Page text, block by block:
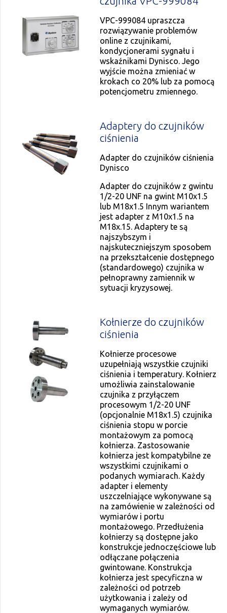
VPC-999084 upraszcza
rozwiązywanie problemów
online z czujnikami,
kondycjonerami sygnału i
wskaźnikami Dynisco. Jego
wyjście można zmieniać w
krokach co 20% lub za pomocą
potencjometru zmiennego.
Adaptery do czujników
ciśnienia
Adapter do czujników ciśnienia
Dynisco
Adapter do czujników z gwintu
1/2-20 UNF na gwint M10x1.5
lub M18x1.5 Innym wariantem
jest adapter z M10x1.5 na
M18x.15. Adaptery te są
najszybszym i
najskuteczniejszym sposobem
na przekształcenie dostępnego
(standardowego) czujnika w
pełnoprawny zamiennik w
sytuacji kryzysowej.
Kołnierze do czujników
ciśnienia
Kołnierze procesowe
uzupełniają wszystkie czujniki
ciśnienia i temperatury. Kołnierz
umożliwia zainstalowanie
czujnika z przyłączem
procesowym 1/2-20 UNF
(opcjonalnie M18x1.5) czujnika
ciśnienia stopu w porcie
montażowym za pomocą
kołnierza. Zastosowanie
kołnierza jest kompatybilne ze
wszystkimi czujnikami o
podanych wymiarach. Każdy
adapter i elementy
uszczelniające wykonywane są
na zamówienie w zależności od
wymiarów i portu
montażowego. Przedłużenia
kołnierzy są dostępne jako
konstrukcje jednoczęściowe lub
odłączane połączenia
gwintowane. Konstrukcja
kołnierza jest specyficzna w
zależności od potrzeb
użytkowania i zależy od
wymaganych wymiarów.